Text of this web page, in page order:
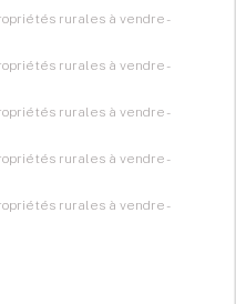
rurales à vendre -
rurales à vendre -
rurales à vendre -
rurales à vendre -
rurales à vendre -